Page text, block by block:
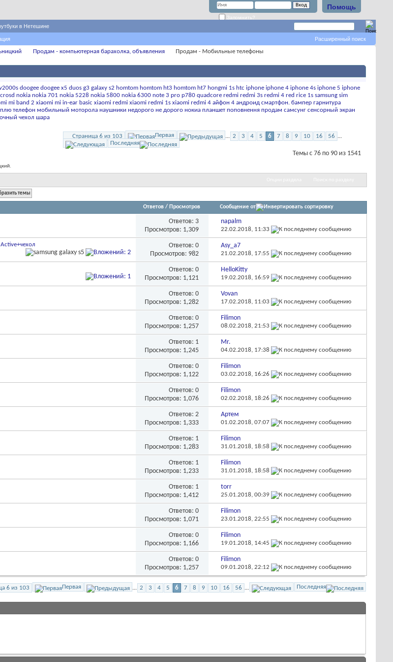
Помощь
Запомнить?
в Нетешине
Расширенный поиск
Продам - компьютерная барахолка, объявления Продам - Мобильные телефоны
doogee doogee x5 duos g3 galaxy s2 homtom homtom ht3 homtom ht7 hongmi 1s htc iphone iphone 4 iphone 4s iphone 5 iphone
nokia nokia 701 nokia 5228 nokia 5800 nokia 6300 note 3 pro p780 quadcore redmi redmi 3s redmi 4 red rice 1s samsung sim
mi band 2 xiaomi mi in-ear basic xiaomi redmi xiaomi redmi 1s xiaomi redmi 4 айфон 4 андроид смартфон. бампер гарнитура
телефон мобильный моторола наушники недорого не дорого нокиа планшет поповнення продам самсунг сенсорный экран
чехол шара
Страница 6 из 103 Первая ... 2 3 4 5 6 7 8 9 10 16 56 ...
Последняя
Темы с 76 по 90 из 1541
Ответов / Просмотров Сообщение от
Ответов: 3
Просмотров: 1,309
napalm
22.02.2018, 11:33
Ответов:0
Просмотров: 982
Asy_a7
21.02.2018, 17:55
Ответов:0
Просмотров: 1,121
HelloKitty
19.02.2018, 16:59
Ответов:0
Просмотров: 1,282
Vovan
17.02.2018, 11:03
Ответов:0
Просмотров: 1,257
Filimon
08.02.2018, 21:53
Ответов: 1
Просмотров: 1,245
Mr.
04.02.2018, 17:38
Ответов:0
Просмотров: 1,122
Filimon
03.02.2018, 16:26
Ответов:0
Просмотров: 1,076
Filimon
02.02.2018, 18:26
Ответов:2
Просмотров: 1,333
Артем
01.02.2018, 07:07
Ответов: 1
Просмотров: 1,283
Filimon
31.01.2018, 18:58
Ответов: 1
Просмотров: 1,233
Filimon
31.01.2018, 18:58
Ответов: 1
Просмотров: 1,412
torr
25.01.2018, 00:39
Ответов:0
Просмотров: 1,071
Filimon
23.01.2018, 22:55
Ответов:0
Просмотров: 1,166
Filimon
19.01.2018, 14:45
Ответов:0
Просмотров: 1,257
Filimon
09.01.2018, 22:12
6 из 103 Первая ... 2 3 4 5 6 7 8 9 10 16 56 ... Последняя